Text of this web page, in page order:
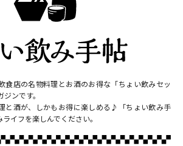
食店の名物料理とお酒のお得な「ちょい飲みセッ
ンです。
と酒が、しかもお得に楽しめる♪「ちょい飲み手
イフを楽しんでください。